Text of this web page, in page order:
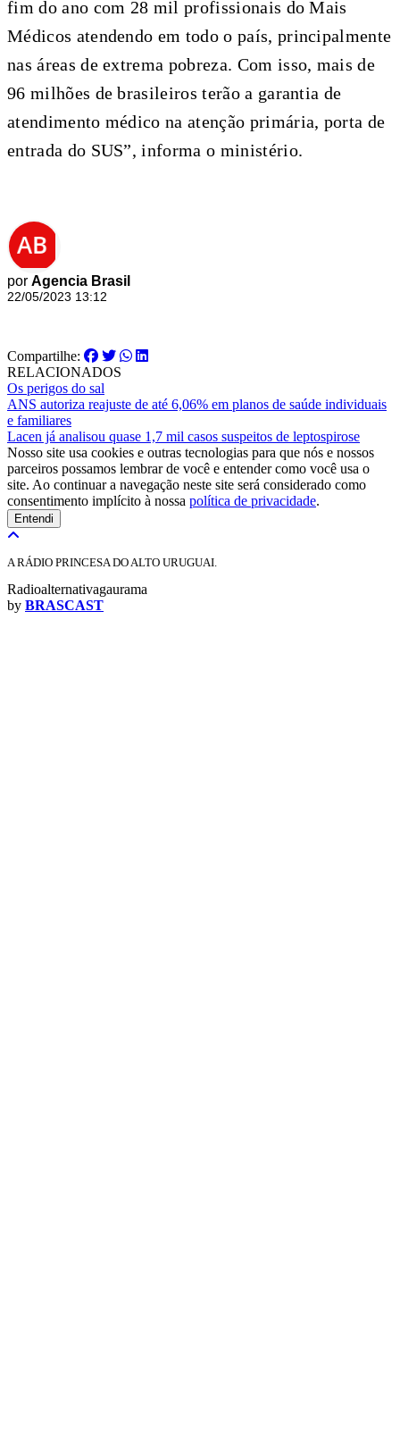
fim do ano com 28 mil profissionais do Mais
Médicos atendendo em todo o país, principalmente
nas áreas de extrema pobreza. Com isso, mais de
96 milhões de brasileiros terão a garantia de
atendimento médico na atenção primária, porta de
entrada do SUS”, informa o ministério.
por Agencia Brasil
22/05/2023 13:12
Compartilhe:
RELACIONADOS
Os perigos do sal
ANS autoriza reajuste de até 6,06% em planos de saúde individuais
e familiares
Lacen já analisou quase 1,7 mil casos suspeitos de leptospirose
Nosso site usa cookies e outras tecnologias para que nós e nossos
parceiros possamos lembrar de você e entender como você usa o
site. Ao continuar a navegação neste site será considerado como
consentimento implícito à nossa política de privacidade.
Entendi
A RÁDIO PRINCESA DO ALTO URUGUAI.
Radioalternativagaurama
by BRASCAST